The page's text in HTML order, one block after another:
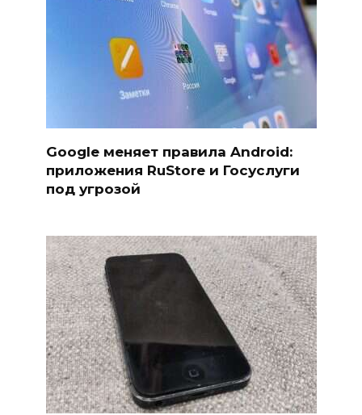
Google меняет правила Android:
приложения RuStore и Госуслуги
под угрозой